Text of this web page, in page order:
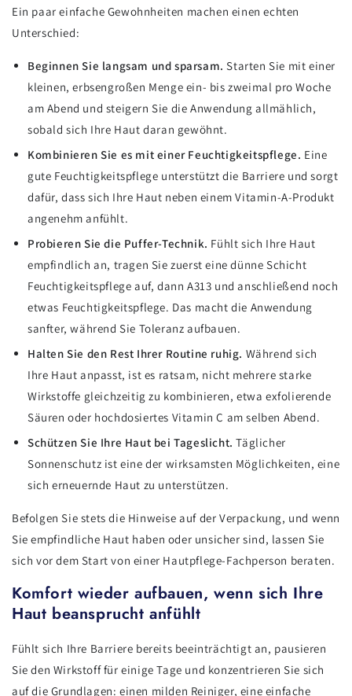
Ein paar einfache Gewohnheiten machen einen echten
Unterschied:
Beginnen Sie langsam und sparsam. Starten Sie mit einer
kleinen, erbsengroßen Menge ein- bis zweimal pro Woche
am Abend und steigern Sie die Anwendung allmählich,
sobald sich Ihre Haut daran gewöhnt.
Kombinieren Sie es mit einer Feuchtigkeitspflege. Eine
gute Feuchtigkeitspflege unterstützt die Barriere und sorgt
dafür, dass sich Ihre Haut neben einem Vitamin-A-Produkt
angenehm anfühlt.
Probieren Sie die Puffer-Technik. Fühlt sich Ihre Haut
empfindlich an, tragen Sie zuerst eine dünne Schicht
Feuchtigkeitspflege auf, dann A313 und anschließend noch
etwas Feuchtigkeitspflege. Das macht die Anwendung
sanfter, während Sie Toleranz aufbauen.
Halten Sie den Rest Ihrer Routine ruhig. Während sich
Ihre Haut anpasst, ist es ratsam, nicht mehrere starke
Wirkstoffe gleichzeitig zu kombinieren, etwa exfolierende
Säuren oder hochdosiertes Vitamin C am selben Abend.
Schützen Sie Ihre Haut bei Tageslicht. Täglicher
Sonnenschutz ist eine der wirksamsten Möglichkeiten, eine
sich erneuernde Haut zu unterstützen.
Befolgen Sie stets die Hinweise auf der Verpackung, und wenn
Sie empfindliche Haut haben oder unsicher sind, lassen Sie
sich vor dem Start von einer Hautpflege-Fachperson beraten.
Komfort wieder aufbauen, wenn sich Ihre
Haut beansprucht anfühlt
Fühlt sich Ihre Barriere bereits beeinträchtigt an, pausieren
Sie den Wirkstoff für einige Tage und konzentrieren Sie sich
auf die Grundlagen: einen milden Reiniger, eine einfache